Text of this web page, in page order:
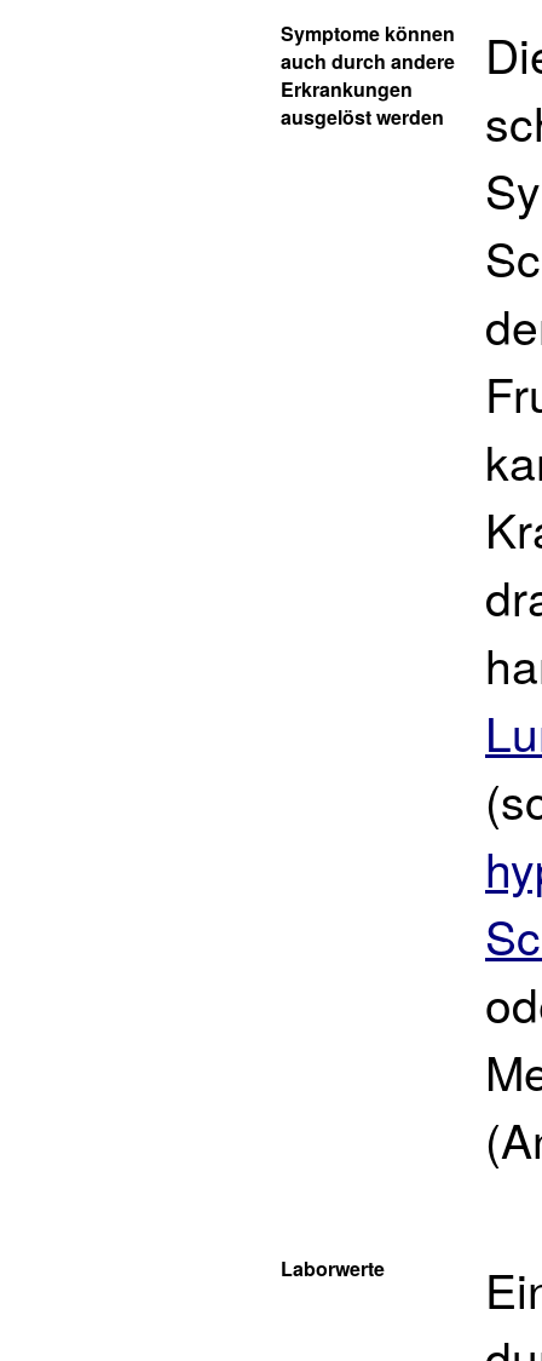
Symptome können
auch durch andere
Erkrankungen
ausgelöst werden
Laborwerte